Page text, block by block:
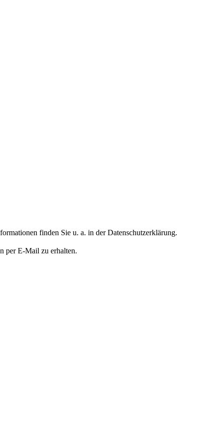
finden Sie u. a. in der Datenschutzerklärung.
per E-Mail zu erhalten.